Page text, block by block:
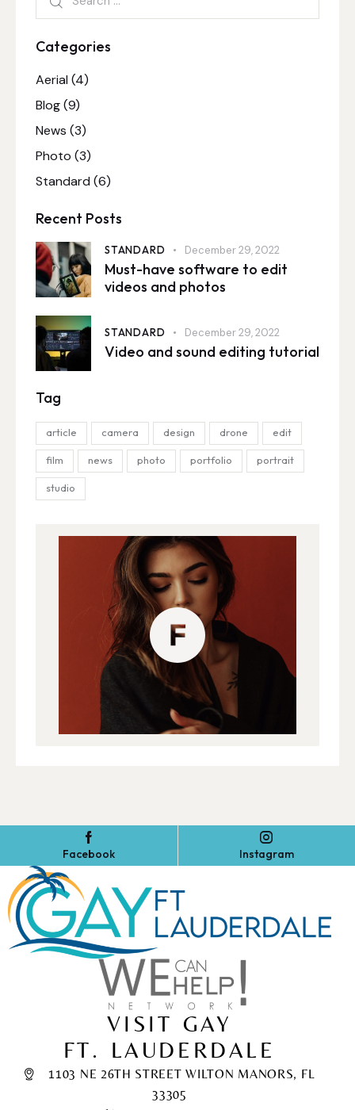
Categories
Aerial (4)
Blog(9)
News (3)
Photo (3)
Standard (6)
Recent Posts
STANDARD December 29, 2022
Must-have software to edit
videos and photos
STANDARD December 29, 2022
Video and sound editing tutorial
Tag
article camera design drone edit
film news photo portfolio portrait
studio
Facebook Instagram
VISIT GAY
FT. LAUDERDALE
1103 NE 26TH STREET WILTON MANORS, FL
33305